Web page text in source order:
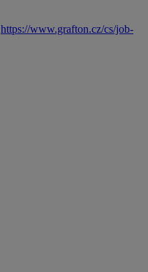
https://www.grafton.cz/cs/job-